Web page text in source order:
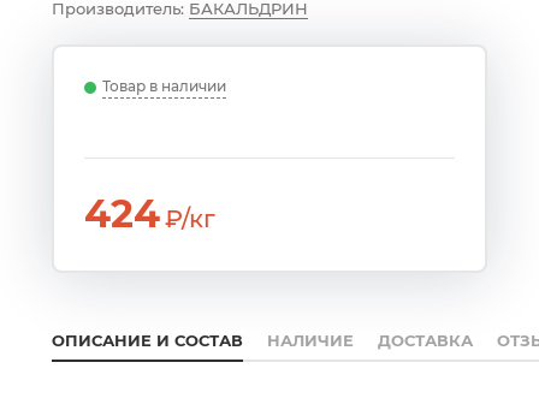
Производитель: БАКАЛЬДРИН
Товар в наличии
424₽/кг
ОПИСАНИЕ И СОСТАВ НАЛИЧИЕ ДОСТАВКА